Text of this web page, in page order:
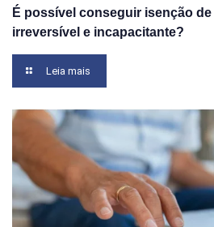
É possível conseguir isenção
irreversível e incapacitante?
Leia mais